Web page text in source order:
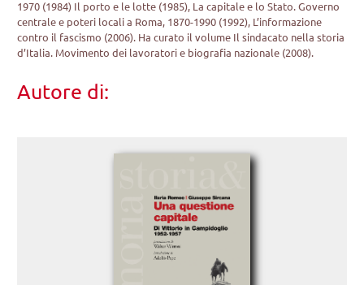
1970 (1984) Il porto e le lotte (1985), La capitale e lo Stato. Governo
centrale e poteri locali a Roma, 1870-1990 (1992), L’informazione
contro il fascismo (2006). Ha curato il volume Il sindacato nella storia
d’Italia. Movimento dei lavoratori e biografia nazionale (2008).
Autore di: